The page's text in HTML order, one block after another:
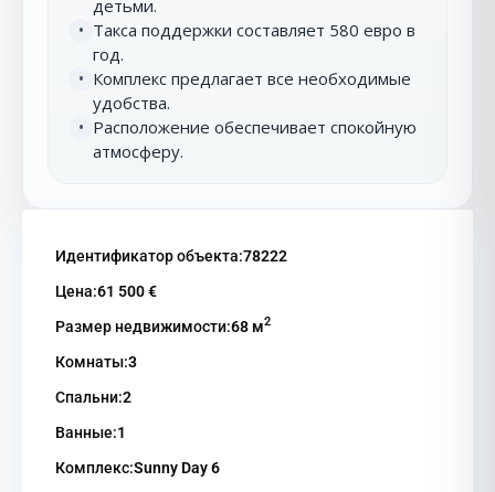
детьми.
• Такса поддержки составляет 580 евро в
год.
• Комплекс предлагает все необходимые
удобства.
• Расположение обеспечивает спокойную
атмосферу.
Идентификатор объекта:78222
Цена:61 500 €
Размер недвижимости:68 м2
Комнаты:3
Спальни:2
Ванные:1
Комплекс:Sunny Day 6